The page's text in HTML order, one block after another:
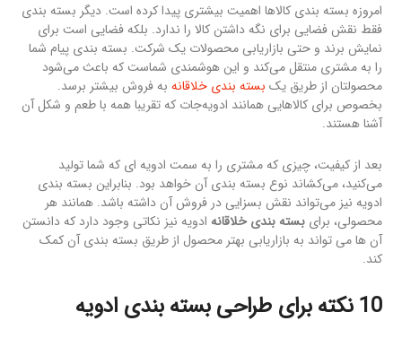
امروزه بسته بندی کالاها اهمیت بیشتری پیدا کرده است. دیگر بسته بندی
فقط نقش فضایی برای نگه داشتن کالا را ندارد. بلکه فضایی است برای
نمایش برند و حتی بازاریابی محصولات یک شرکت. بسته بندی پیام شما
را به مشتری منتقل می‌کند و این هوشمندی شماست که باعث می‌شود
محصولتان از طریق یک بسته بندی خلاقانه به فروش بیشتر برسد.
بخصوص برای کالاهایی همانند ادویه‌جات که تقریبا همه با طعم و شکل آن
آشنا هستند.
بعد از کیفیت، چیزی که مشتری را به سمت ادویه ای که شما تولید
می‌کنید، می‌کشاند نوع بسته بندی آن خواهد بود. بنابراین بسته بندی
ادویه نیز می‌تواند نقش بسزایی در فروش آن داشته باشد. همانند هر
محصولی، برایبسته بندی خلاقانه ادویه نیز نکاتی وجود دارد که دانستن
آن ها می تواند به بازاریابی بهتر محصول از طریق بسته بندی آن کمک
کند.
10 نکته برای طراحی بسته بندی ادویه